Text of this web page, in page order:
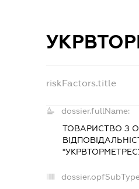
riskFactors.title
dossier.fullName:
ТОВАРИСТВО З